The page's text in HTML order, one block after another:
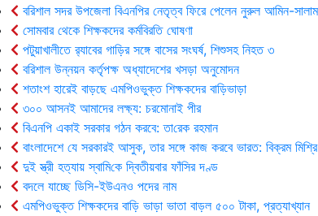
বরিশাল সদর উপজেলা বিএনপির নেতৃত্ব ফিরে পেলেন নুরুল আমিন-সালাম
সোমবার থেকে শিক্ষকদের কর্মবিরতি ঘোষণা
পটুয়াখালীতে র‍্যাবের গাড়ির সঙ্গে বাসের সংঘর্ষ, শিশুসহ নিহত ৩
বরিশাল উন্নয়ন কর্তৃপক্ষ অধ্যাদেশের খসড়া অনুমোদন
শতাংশ হারেই বাড়ছে এমপিওভুক্ত শিক্ষকদের বাড়িভাড়া
৩০০ আসনই আমাদের লক্ষ্য: চরমোনাই পীর
বিএনপি একাই সরকার গঠন করবে: তা‌রেক রহমান
বাংলাদেশে যে সরকারই আসুক, তার সঙ্গে কাজ করবে ভারত: বিক্রম মিশ্রি
দুই স্ত্রী হত্যায় স্বা‌মি‌কে দ্বিতীয়বার ফাঁসির দণ্ড
বদলে যাচ্ছে ডিসি-ইউএনও পদের নাম
এমপিওভুক্ত শিক্ষকদের বাড়ি ভাড়া ভাতা বাড়ল ৫০০ টাকা, প্রত্যাখ্যান